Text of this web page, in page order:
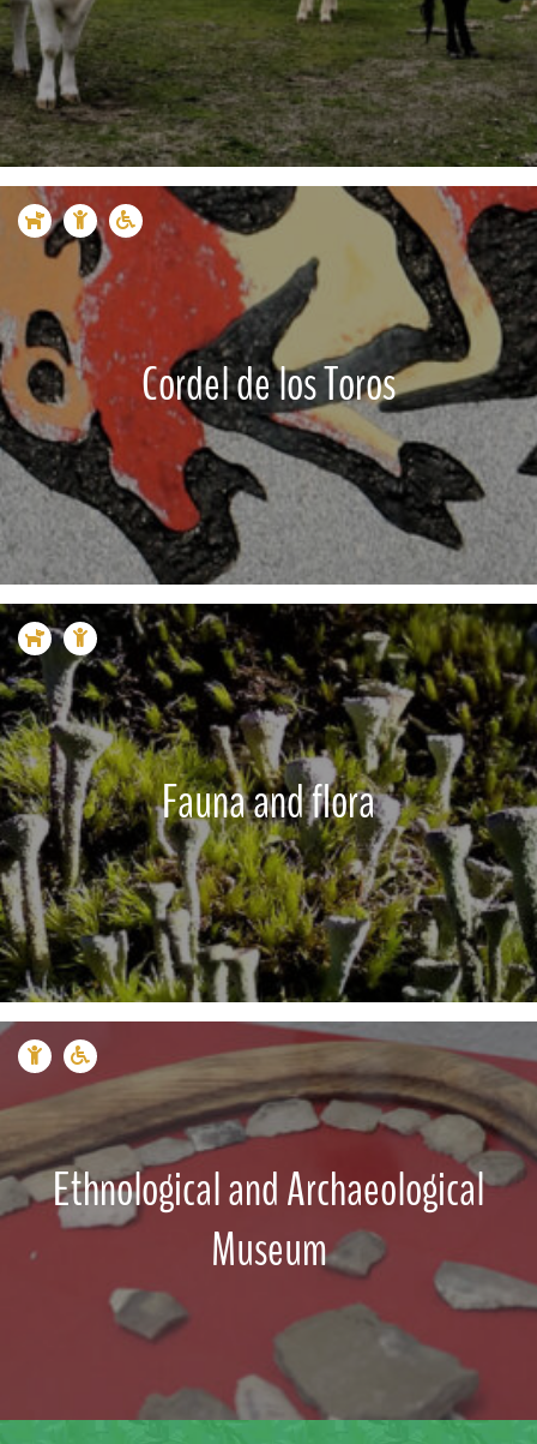
Cordel de los Toros
Fauna and flora
Ethnological and Archaeological
Museum